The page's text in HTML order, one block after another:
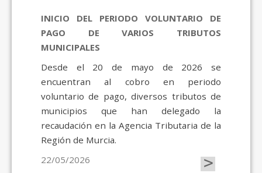
INICIO DEL PERIODO VOLUNTARIO DE
PAGO DE VARIOS TRIBUTOS
MUNICIPALES
Desde el 20 de mayo de 2026 se
encuentran al cobro en periodo
voluntario de pago, diversos tributos de
municipios que han delegado la
recaudación en la Agencia Tributaria de la
Región de Murcia.
22/05/2026
>